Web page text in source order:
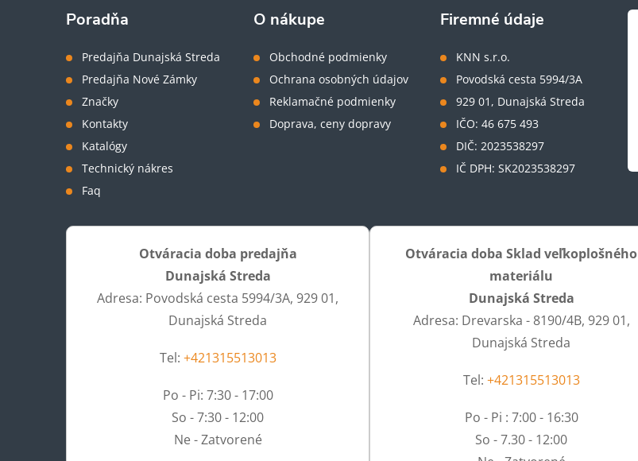
Poradňa
Predajňa Dunajská Streda
Predajňa Nové Zámky
Značky
Kontakty
Katalógy
Technický nákres
Faq
O nákupe
Obchodné podmienky
Ochrana osobných údajov
Reklamačné podmienky
Doprava, ceny dopravy
Firemné údaje
KNN s.r.o.
Povodská cesta 5994/3A
929 01, Dunajská Streda
IČO: 46 675 493
DIČ: 2023538297
IČ DPH: SK2023538297
Otváracia doba predajňa
Dunajská Streda
Adresa: Povodská cesta 5994/3A, 929 01,
Dunajská Streda
Tel: +421315513013
Po - Pi: 7:30 - 17:00
So - 7:30 - 12:00
Ne - Zatvorené
Otváracia doba Sklad veľkoplošného
materiálu
Dunajská Streda
Adresa: Drevarska - 8190/4B, 929 01,
Dunajská Streda
Tel: +421315513013
Po - Pi : 7:00 - 16:30
So - 7.30 - 12:00